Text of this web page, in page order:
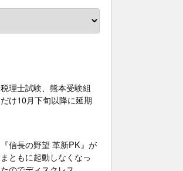
税理士試験、熊本受験組
だけ10月下旬以降に延期
『信長の野望 革新PK』が
まともに起動しなくなっ